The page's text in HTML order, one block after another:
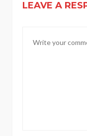
LEAVE A